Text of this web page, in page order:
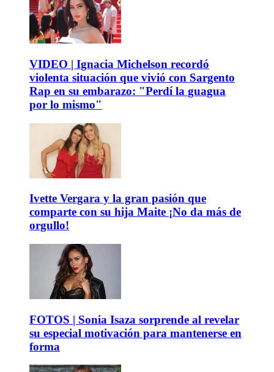
VIDEO | Ignacia Michelson recordó
violenta situación que vivió con Sargento
Rap en su embarazo: "Perdí la guagua
por lo mismo"
Ivette Vergara y la gran pasión que
comparte con su hija Maite ¡No da más de
orgullo!
FOTOS | Sonia Isaza sorprende al revelar
su especial motivación para mantenerse en
forma